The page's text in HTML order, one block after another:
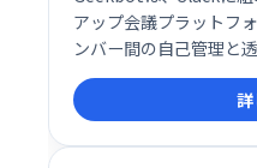
アップ会議プラットフ
ンバー間の自己管理と
るあなたが彼らの作業
に役立ちます。